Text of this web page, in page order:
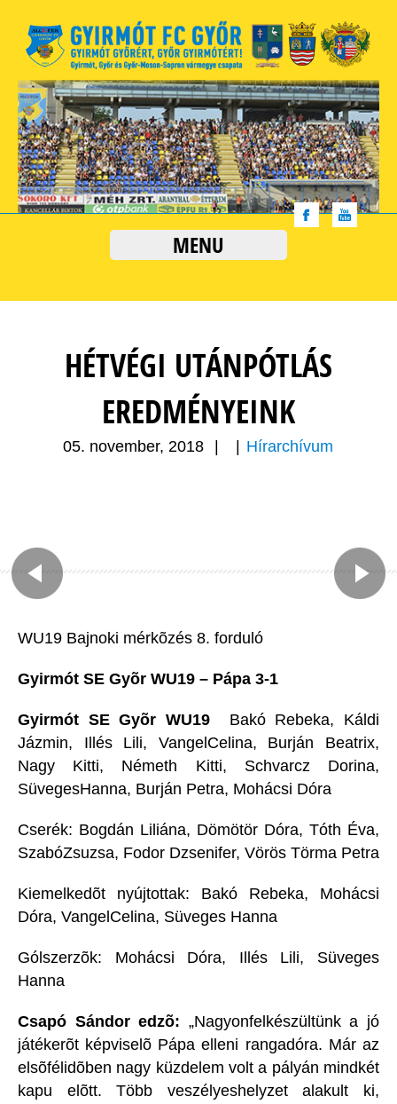
MENU
HÉTVÉGI UTÁNPÓTLÁS
EREDMÉNYEINK
05. november, 2018 Hírarchívum
WU19 Bajnoki mérkõzés 8. forduló
Gyirmót SE Gyõr WU19 – Pápa 3-1
Gyirmót SE Gyõr WU19 Bakó Rebeka, Káldi
Jázmin, Illés Lili, VangelCelina, Burján Beatrix,
Nagy Kitti, Németh Kitti, Schvarcz Dorina,
SüvegesHanna, Burján Petra, Mohácsi Dóra
Cserék: Bogdán Liliána, Dömötör Dóra, Tóth Éva,
SzabóZsuzsa, Fodor Dzsenifer, Vörös Törma Petra
Kiemelkedõt nyújtottak: Bakó Rebeka, Mohácsi
Dóra, VangelCelina, Süveges Hanna
Gólszerzõk: Mohácsi Dóra, Illés Lili, Süveges
Hanna
Csapó Sándor edzõ: „Nagyonfelkészültünk a jó
játékerõt képviselõ Pápa elleni rangadóra. Már az
elsõfélidõben nagy küzdelem volt a pályán mindkét
kapu elõtt. Több veszélyeshelyzet alakult ki,